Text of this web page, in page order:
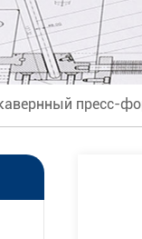
пресс-